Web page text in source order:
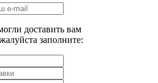
доставить вам
заполните: